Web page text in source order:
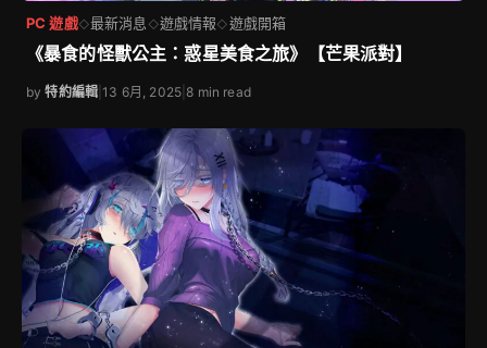
PC 遊戲◇最新消息 ◇遊戲情報◇遊戲開箱
《暴食的怪獸公主：惑星美食之旅》【芒果派對】
by特約編輯 |13 6月, 2025 8 min read